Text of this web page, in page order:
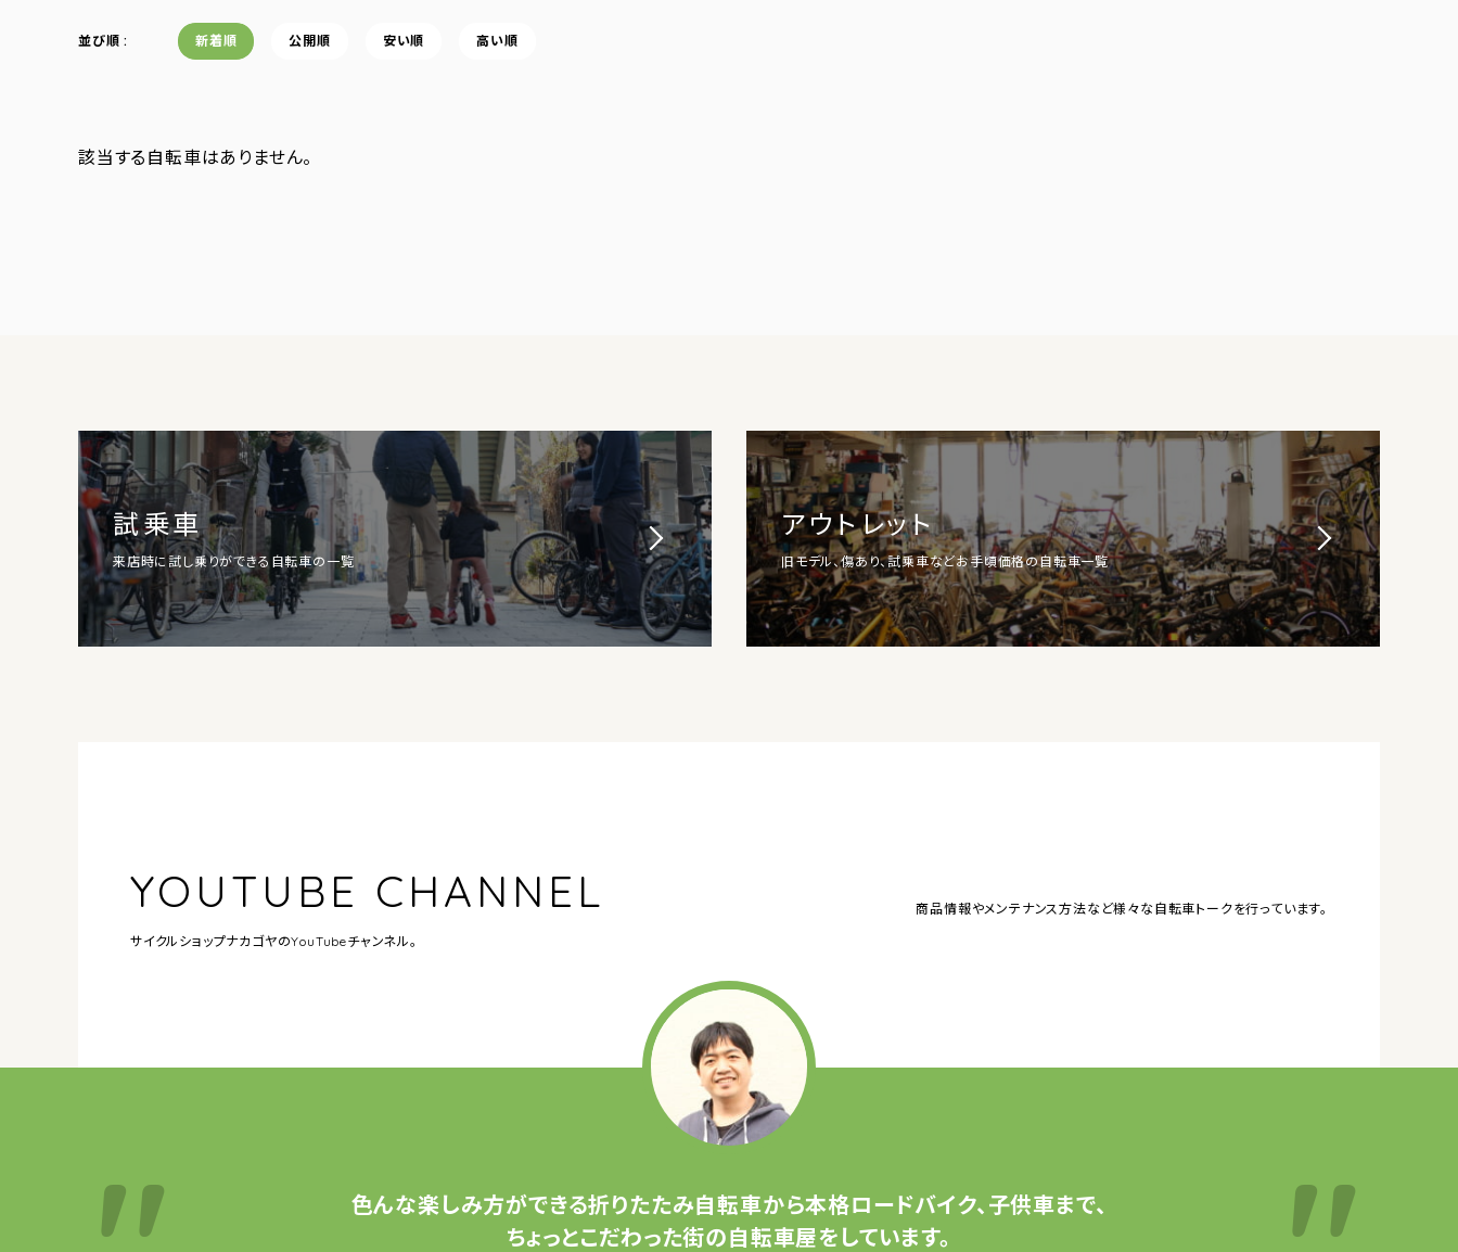
並び順 新着順 公開順 安い順 高い順
該当する自転車はありません。
試乗車
来店時に試し乗りができる自転車の一覧
アウトレット
旧モデル、傷あり、試乗車などお手頃価格の自転車一覧
YOUTUBE CHANNEL
サイクルショップナカゴヤのYouTubeチャンネル。
商品情報やメンテナンス方法など様々な自転車トークを行っています。
色んな楽しみ方ができる折りたたみ自転車から本格ロードバイク、子供車まで、
ちょっとこだわった街の自転車屋をしています。